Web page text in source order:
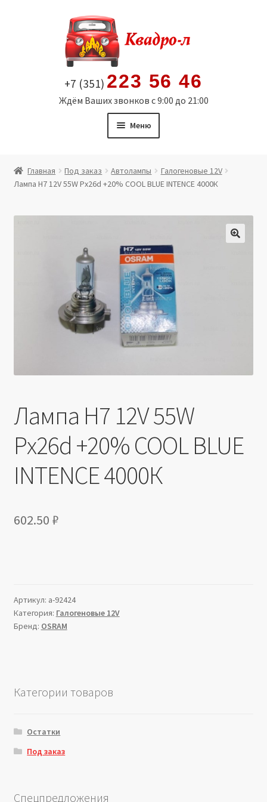
содержимому
+7 (351) 223 56 46
Ждём Ваших звонков с 9:00 до 21:00
Меню
Витрина
Мой аккаунт
Политика в отношении обработки персональных
Производители
Юридические данные
Главная Под заказ Автолампы
Галогеновые 12V
Лампа H7 12V 55W Px26d +20% COOL BLUE INTENCE 4000К
Лампа H7 12V 55W
Px26d +20% COOL BLUE
INTENCE 4000К
602.50 ₽
Артикул: a-92424
Категория: Галогеновые 12V
Бренд: OSRAM
Категории товаров
Остатки
Под заказ
Спецпредложения